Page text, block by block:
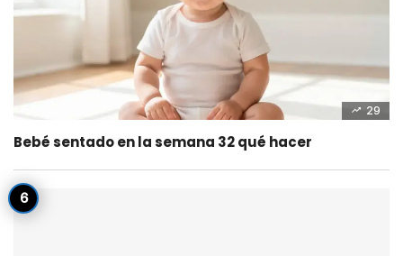
29
Bebé sentado en la semana 32 qué hacer